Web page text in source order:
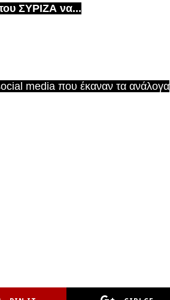
ΣΥΡΙΖΑ να...
media που έκαναν τα ανάλογα